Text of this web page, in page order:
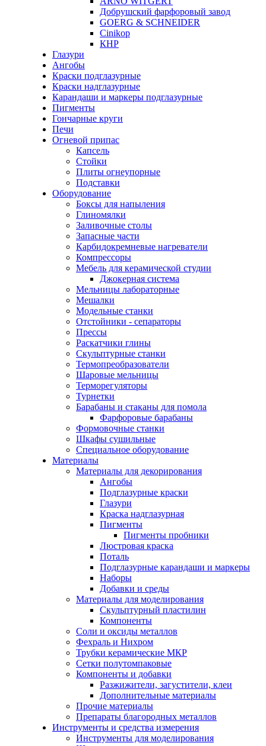
Добрушский фарфоровый завод
GOERG & SCHNEIDER
Cinikop
КНР
Глазури
Ангобы
Краски подглазурные
Краски надглазурные
Карандаши и маркеры подглазурные
Пигменты
Гончарные круги
Печи
Огневой припас
Капсель
Стойки
Плиты огнеупорные
Подставки
Оборудование
Боксы для напыления
Глиномялки
Заливочные столы
Запасные части
Карбидокремневые нагреватели
Компрессоры
Мебель для керамической студии
Джокерная система
Мельницы лабораторные
Мешалки
Модельные станки
Отстойники - сепараторы
Прессы
Раскатчики глины
Скульптурные станки
Термопреобразователи
Шаровые мельницы
Терморегуляторы
Турнетки
Барабаны и стаканы для помола
Фарфоровые барабаны
Формовочные станки
Шкафы сушильные
Специальное оборудование
Материалы
Материалы для декорирования
Ангобы
Подглазурные краски
Глазури
Краска надглазурная
Пигменты
Пигменты пробники
Люстровая краска
Поталь
Подглазурные карандаши и маркеры
Наборы
Добавки и среды
Материалы для моделирования
Скульптурный пластилин
Компоненты
Соли и оксиды металлов
Фехраль и Нихром
Трубки керамические МКР
Сетки полутомпаковые
Компоненты и добавки
Разжижители, загустители, клеи
Дополнительные материалы
Прочие материалы
Препараты благородных металлов
Инструменты и средства измерения
Инструменты для моделирования